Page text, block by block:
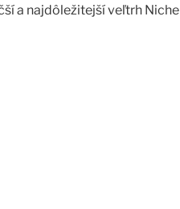
a najdôležitejší veľtrh Niche